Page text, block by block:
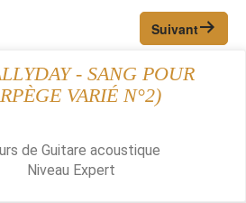
Suivant
- SANG POUR
VARIÉ N°2)
de Guitare acoustique
Niveau Expert